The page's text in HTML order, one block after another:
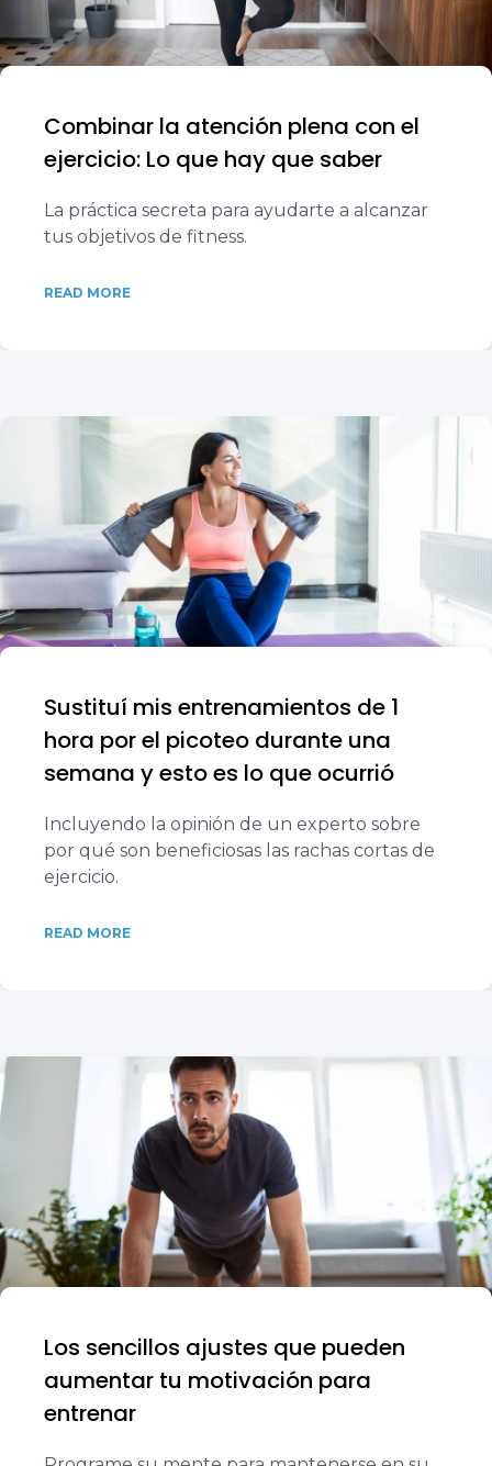
Combinar la atención plena con el
ejercicio: Lo que hay que saber
La práctica secreta para ayudarte a alcanzar
tus objetivos de fitness.
READ MORE
Sustituí mis entrenamientos de 1
hora por el picoteo durante una
semana y esto es lo que ocurrió
Incluyendo la opinión de un experto sobre
por qué son beneficiosas las rachas cortas de
ejercicio.
READ MORE
Los sencillos ajustes que pueden
aumentar tu motivación para
entrenar